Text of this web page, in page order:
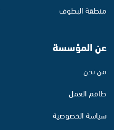
منطقة البطوف
عن المؤسسة
من نحن
طاقم العمل
سياسة الخصوصية